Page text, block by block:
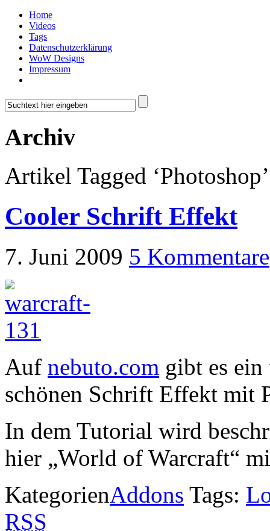
Home
Videos
Tags
Datenschutzerklärung
WoW Designs
Impressum
Archiv
Artikel Tagged ‘Photoshop’
Cooler Schrift Effekt
7. Juni 2009 5 Kommentare
Auf nebuto.com gibt es
schönen Schrift Effekt mit
In dem Tutorial wird
hier „World of Warcraft“
KategorienAddons Tags:
RSS